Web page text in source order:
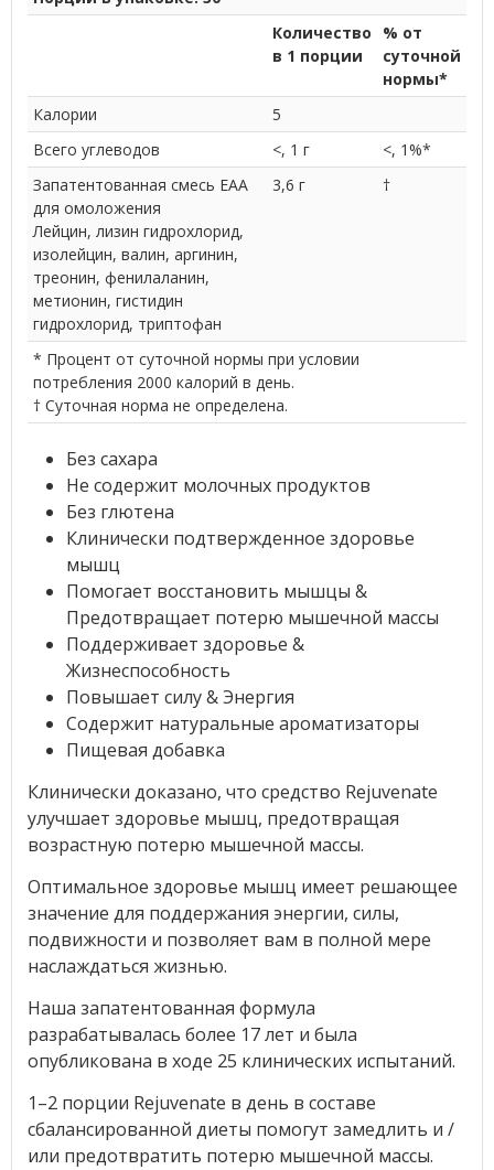
Количество
в 1 порции
% от
суточной
нормы*
Калории
5
Всего углеводов
<, 1 г
<, 1%*
Запатентованная смесь EAA
для омоложения
Лейцин, лизин гидрохлорид,
изолейцин, валин, аргинин,
треонин, фенилаланин,
метионин, гистидин
гидрохлорид, триптофан
3,6 г †
* Процент от суточной нормы при условии
потребления 2000 калорий в день.
†Суточная норма не определена.
Без сахара
Не содержит молочных продуктов
Без глютена
Клинически подтвержденное здоровье
мышц
Помогает восстановить мышцы &
Предотвращает потерю мышечной массы
Поддерживает здоровье &
Жизнеспособность
Повышает силу & Энергия
Содержит натуральные ароматизаторы
Пищевая добавка
Клинически доказано, что средство Rejuvenate
улучшает здоровье мышц, предотвращая
возрастную потерю мышечной массы.
Оптимальное здоровье мышц имеет решающее
значение для поддержания энергии, силы,
подвижности и позволяет вам в полной мере
наслаждаться жизнью.
Наша запатентованная формула
разрабатывалась более 17 лет и была
опубликована в ходе 25 клинических испытаний.
1–2 порции Rejuvenate в день в составе
сбалансированной диеты помогут замедлить и /
или предотвратить потерю мышечной массы.